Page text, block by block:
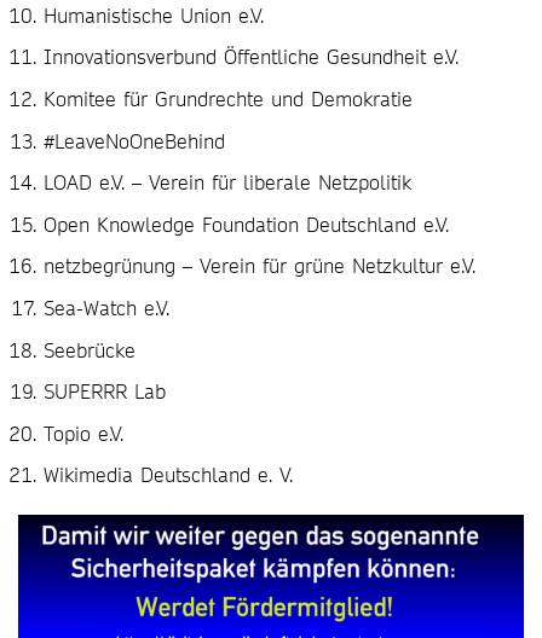
Humanistische Union e.V.
Innovationsverbund Öffentliche Gesundheit e.V.
Komitee für Grundrechte und Demokratie
#LeaveNoOneBehind
LOAD e.V. – Verein für liberale Netzpolitik
Open Knowledge Foundation Deutschland e.V.
netzbegrünung – Verein für grüne Netzkultur e.V.
Sea-Watch e.V.
Seebrücke
SUPERRR Lab
Topio e.V.
Wikimedia Deutschland e. V.